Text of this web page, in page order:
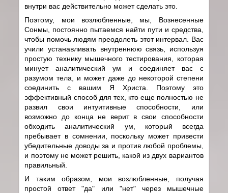
внутри вас действительно может сделать это.
Поэтому, мои возлюбленные, мы, Вознесенные
Сонмы, постоянно пытаемся найти пути и средства,
чтобы помочь людям преодолеть этот интервал. Вас
учили устанавливать внутреннюю связь, используя
простую технику мышечного тестирования, которая
минует аналитический ум и соединяет вас с
разумом тела, и может даже до некоторой степени
соединить с вашим Я Христа. Поэтому это
эффективный способ для тех, кто еще полностью не
развил свои интуитивные способности, или
возможно до конца не верит в свои способности
обходить аналитический ум, который всегда
пребывает в сомнении, поскольку может привести
убедительные доводы за и против любой проблемы,
и поэтому не может решить, какой из двух вариантов
правильный.
И таким образом, мои возлюбленные, получая
простой ответ "да" или "нет" через мышечные